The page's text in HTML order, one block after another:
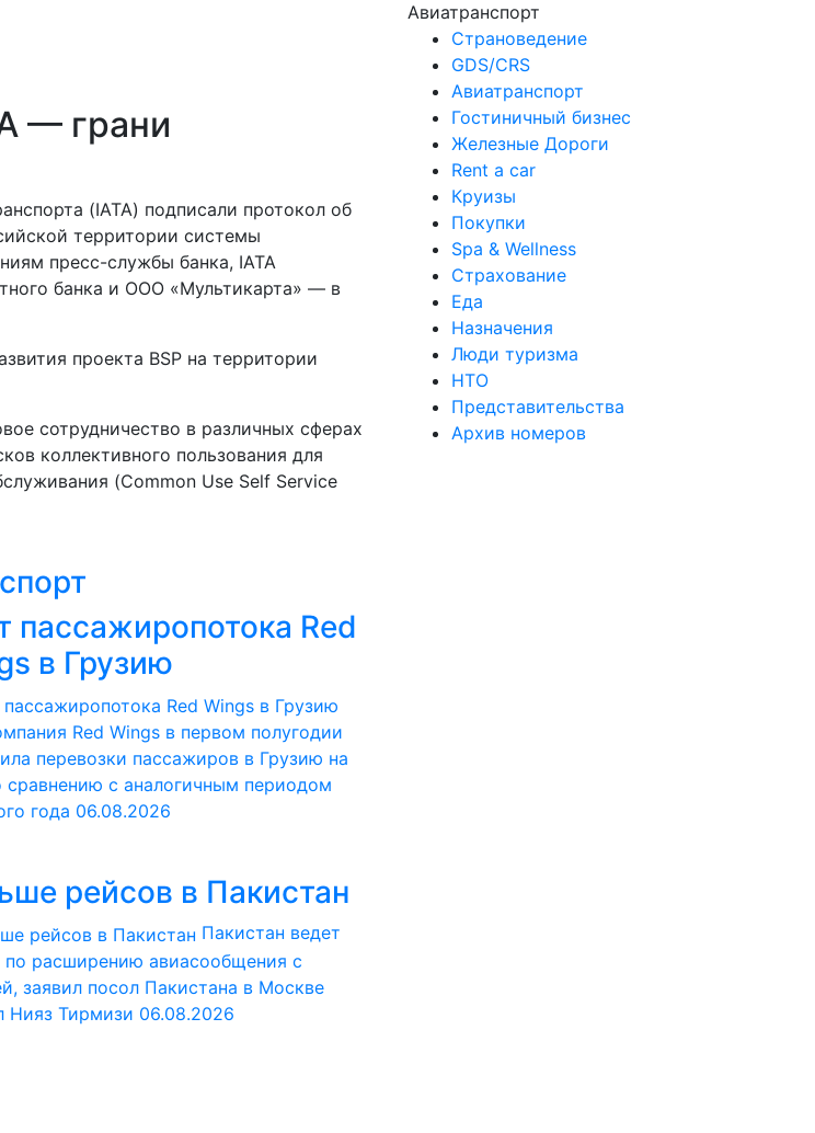
— грани
(IATA) подписали протокол об
территории системы
пресс-службы банка, IATA
банка и ООО «Мультикарта» — в
проекта BSP на территории
сотрудничество в различных сферах
коллективного пользования для
(Common Use Self Service
пассажиропотока Red
в Грузию
Red Wings в первом полугодии
перевозки пассажиров в Грузию на
сравнению с аналогичным периодом
года 06.08.2026
рейсов в Пакистан
Пакистан ведет
по расширению авиасообщения с
заявил посол Пакистана в Москве
Нияз Тирмизи 06.08.2026
Авиатранспорт
Страноведение
GDS/CRS
Авиатранспорт
Гостиничный бизнес
Железные Дороги
Rent a car
Круизы
Покупки
Spa & Wellness
Страхование
Еда
Назначения
Люди туризма
НТО
Представительства
Архив номеров